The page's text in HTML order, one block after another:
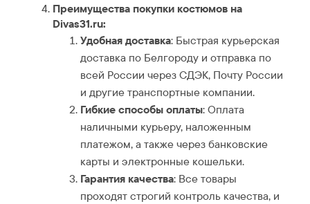
Преимущества покупки костюмов на
Divas31.ru:
Удобная доставка: Быстрая курьерская
доставка по Белгороду и отправка по
всей России через СДЭК, Почту России
и другие транспортные компании.
Гибкие способы оплаты: Оплата
наличными курьеру, наложенным
платежом, а также через банковские
карты и электронные кошельки.
Гарантия качества: Все товары
проходят строгий контроль качества, и